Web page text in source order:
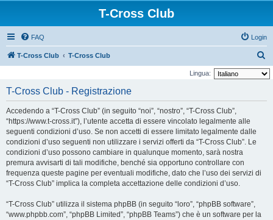
T-Cross Club
FAQ Login
T-Cross Club T-Cross Club
e
Lingua:
T-Cross Club - Registrazione
Accedendo a “T-Cross Club” (in seguito “noi”, “nostro”, “T-Cross Club”,
“https://www.t-cross.it”), l’utente accetta di essere vincolato legalmente alle
seguenti condizioni d’uso. Se non accetti di essere limitato legalmente dalle
condizioni d’uso seguenti non utilizzare i servizi offerti da “T-Cross Club”. Le
condizioni d’uso possono cambiare in qualunque momento, sarà nostra
premura avvisarti di tali modifiche, benché sia opportuno controllare con
frequenza queste pagine per eventuali modifiche, dato che l’uso dei servizi di
“T-Cross Club” implica la completa accettazione delle condizioni d’uso.
“T-Cross Club” utilizza il sistema phpBB (in seguito “loro”, “phpBB software”,
“www.phpbb.com”, “phpBB Limited”, “phpBB Teams”) che è un software per la